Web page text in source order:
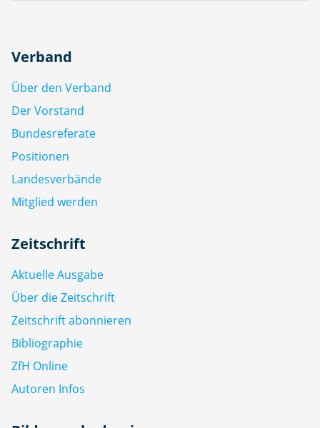
Verband
Über den Verband
Der Vorstand
Bundesreferate
Positionen
Landesverbände
Mitglied werden
Zeitschrift
Aktuelle Ausgabe
Über die Zeitschrift
Zeitschrift abonnieren
Bibliographie
ZfH Online
Autoren Infos